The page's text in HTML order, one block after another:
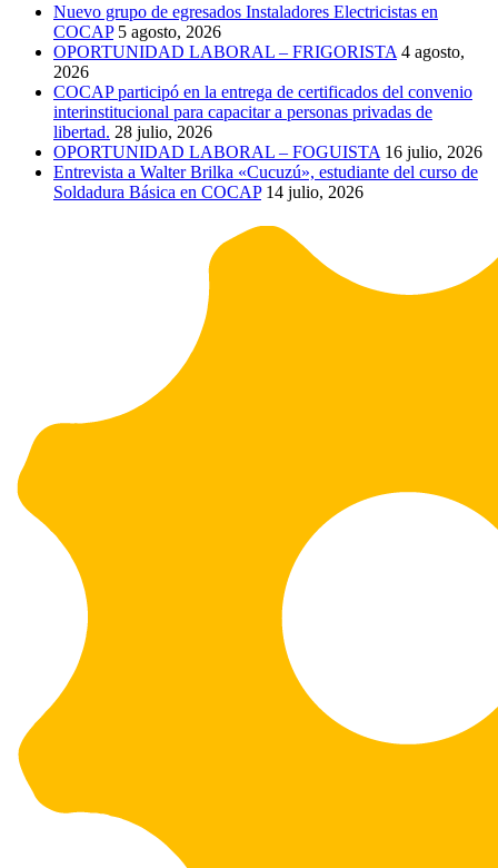
Nuevo grupo de egresados Instaladores Electricistas en
COCAP 5 agosto, 2026
OPORTUNIDAD LABORAL – FRIGORISTA 4 agosto,
2026
COCAP participó en la entrega de certificados del convenio
interinstitucional para capacitar a personas privadas de
libertad. 28 julio, 2026
OPORTUNIDAD LABORAL – FOGUISTA 16 julio, 2026
Entrevista a Walter Brilka «Cucuzú», estudiante del curso de
Soldadura Básica en COCAP 14 julio, 2026